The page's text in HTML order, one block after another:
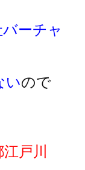
ーチャ
いので
江戸川